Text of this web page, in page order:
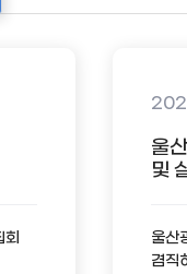
울
및
울산
겸직